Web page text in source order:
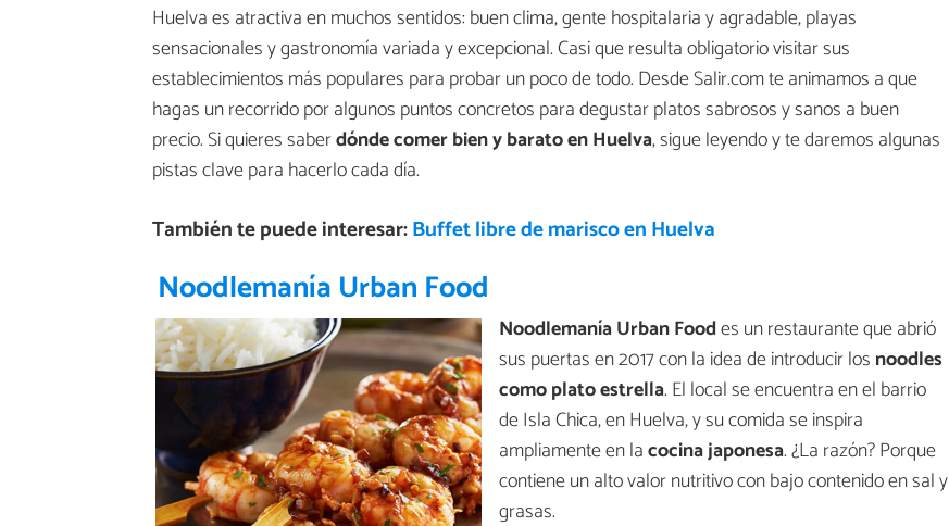
Huelva es atractiva en muchos sentidos: buen clima, gente hospitalaria y agradable, playas
sensacionales y gastronomía variada y excepcional. Casi que resulta obligatorio visitar sus
establecimientos más populares para probar un poco de todo. Desde Salir.com te animamos a que
hagas un recorrido por algunos puntos concretos para degustar platos sabrosos y sanos a buen
precio. Si quieres saberdónde comer bien y barato en Huelva, sigue leyendo y te daremos algunas
pistas clave para hacerlo cada día.
También te puede interesar:Buffet libre de marisco en Huelva
Noodlemanía Urban Food
Noodlemanía Urban Foodes un restaurante que abrió
sus puertas en 2017 con la idea de introducir los noodles
como plato estrella. El local se encuentra en el barrio
de Isla Chica, en Huelva, y su comida se inspira
ampliamente en lacocina japonesa. ¿La razón? Porque
contiene un alto valor nutritivo con bajo contenido en sal y
grasas.